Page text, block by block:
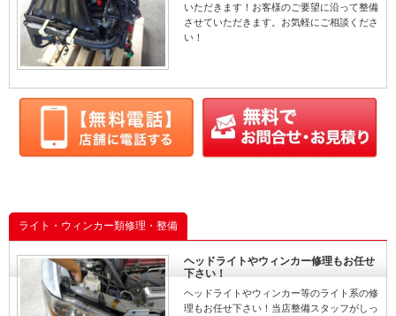
いただきます！お客様のご要望に沿って整備
させていただきます。お気軽にご相談くださ
い！
ライト・ウィンカー類修理・整備
ヘッドライトやウィンカー修理もお任せ
下さい！
ヘッドライトやウィンカー等のライト系の修
理もお任せ下さい！当店整備スタッフがしっ